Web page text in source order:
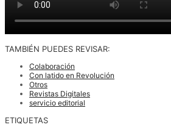
TAMBIÉN PUEDES REVISAR:
Colaboración
Con latido en Revolución
Otros
Revistas Digitales
servicio editorial
ETIQUETAS